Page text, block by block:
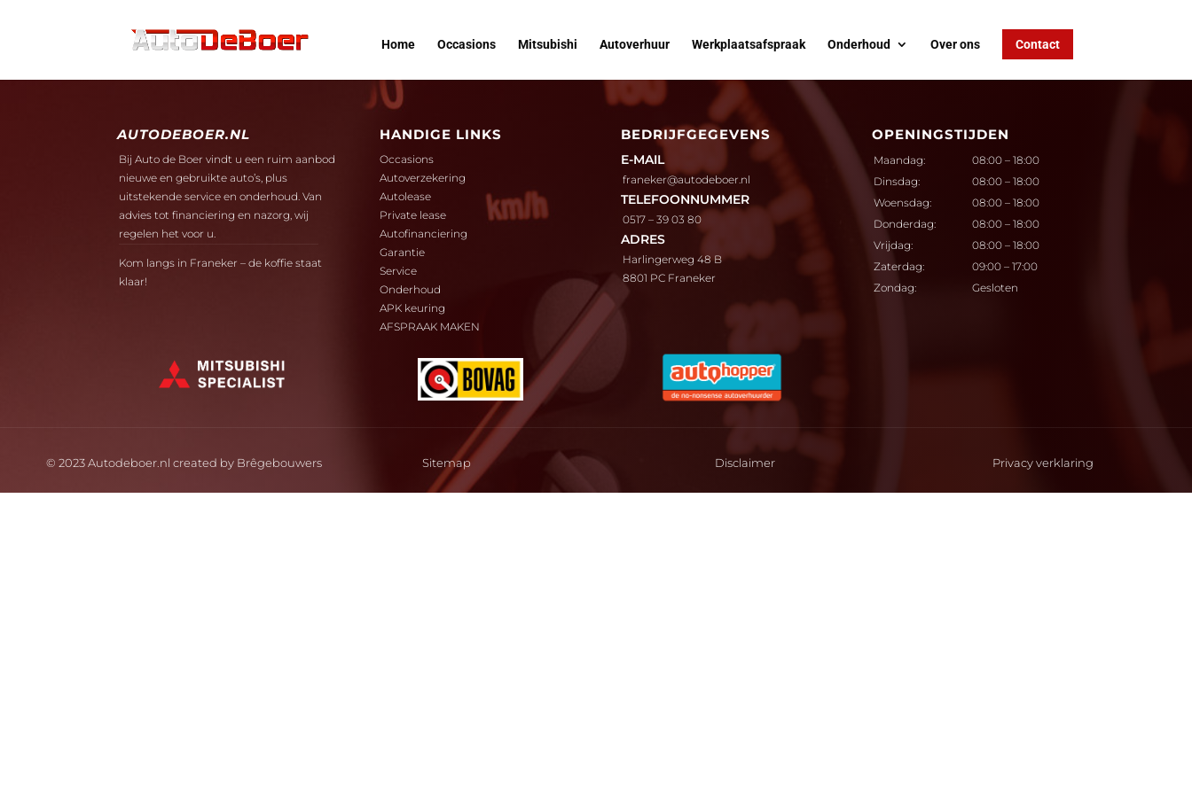
Home Occasions Mitsubishi Autoverhuur Werkplaatsafspraak Onderhoud Over ons Contact
AUTODEBOER.NL
Bij Auto de Boer vindt u een ruim aanbod
nieuwe en gebruikte auto’s, plus
uitstekende service en onderhoud. Van
advies tot financiering en nazorg, wij
regelen het voor u.
Kom langs in Franeker – de koffie staat
klaar!
HANDIGE LINKS
Occasions
Autoverzekering
Autolease
Private lease
Autofinanciering
Garantie
Service
Onderhoud
APK keuring
AFSPRAAK MAKEN
BEDRIJFGEGEVENS
E-MAIL
franeker@autodeboer.nl
TELEFOONNUMMER
0517 – 39 03 80
ADRES
Harlingerweg 48 B
8801 PC Franeker
OPENINGSTIJDEN
Maandag:
08:00 – 18:00
Dinsdag:
08:00 – 18:00
Woensdag:
08:00 – 18:00
Donderdag:
08:00 – 18:00
Vrijdag:
08:00 – 18:00
Zaterdag:
09:00 – 17:00
Zondag:
Gesloten
© 2023 Autodeboer.nl created by Brêgebouwers Sitemap Disclaimer Privacy verklaring